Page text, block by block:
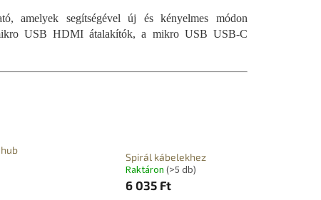
amelyek segítségével új és kényelmes módon
USB HDMI átalakítók, a mikro USB USB-C
Spirál kábelekhez
Raktáron (>5 db)
6 035 Ft